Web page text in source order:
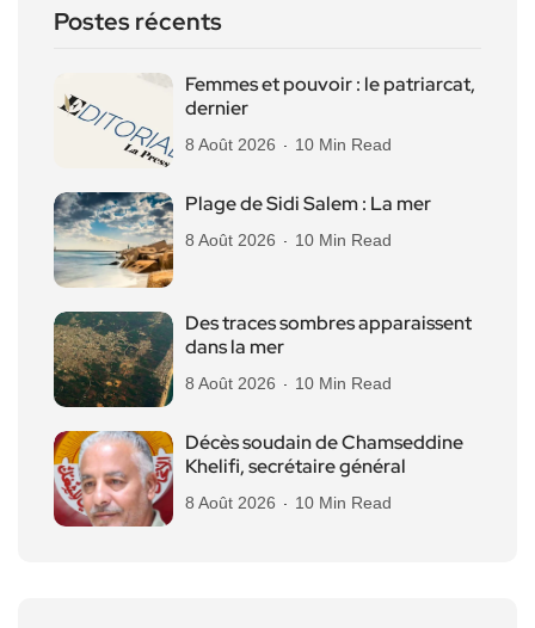
Postes récents
Femmes et pouvoir : le patriarcat,
dernier
8 Août 2026 10 Min Read
Plage de Sidi Salem : La mer
8 Août 2026 10 Min Read
Des traces sombres apparaissent
dans la mer
8 Août 2026 10 Min Read
Décès soudain de Chamseddine
Khelifi, secrétaire général
8 Août 2026 10 Min Read